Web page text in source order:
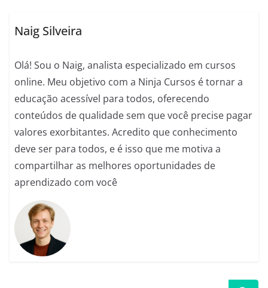
o
k
p
Naig Silveira
Olá! Sou o Naig, analista especializado em cursos
online. Meu objetivo com a Ninja Cursos é tornar a
educação acessível para todos, oferecendo
conteúdos de qualidade sem que você precise pagar
valores exorbitantes. Acredito que conhecimento
deve ser para todos, e é isso que me motiva a
compartilhar as melhores oportunidades de
aprendizado com você